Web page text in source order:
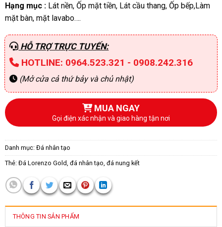
Hạng mục :Lát nền, Ốp mặt tiền, Lát cầu thang, Ốp bếp,Làm
mặt bàn, mặt lavabo….
HỖ TRỢ TRỰC TUYẾN:
HOTLINE: 0964.523.321 - 0908.242.316
(Mở cửa cả thứ bảy và chủ nhật)
MUA NGAY
Gọi điện xác nhận và giao hàng tận nơi
Danh mục: Đá nhân tạo
Thẻ: Đá Lorenzo Gold đá nhân tạo đá nung kết
THÔNG TIN SẢN PHẨM